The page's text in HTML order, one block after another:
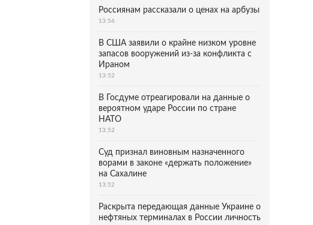
Россиянам рассказали о ценах на арбузы
13:56
В США заявили о крайне низком уровне
запасов вооружений из-за конфликта с
Ираном
13:52
В Госдуме отреагировали на данные о
вероятном ударе России по стране
НАТО
13:52
Суд признал виновным назначенного
ворами в законе «держать положение»
на Сахалине
13:52
Раскрыта передающая данные Украине о
нефтяных терминалах в России личность